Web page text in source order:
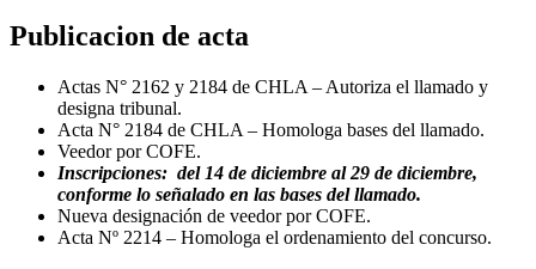
Publicacion de acta
Actas N° 2162 y 2184 de CHLA – Autoriza el llamado y
designa tribunal.
Acta N° 2184 de CHLA – Homologa bases del llamado.
Veedor por COFE.
Inscripciones: del 14 de diciembre al 29 de diciembre,
conforme lo señalado en las bases del llamado.
Nueva designación de veedor por COFE.
Acta Nº 2214 – Homologa el ordenamiento del concurso.